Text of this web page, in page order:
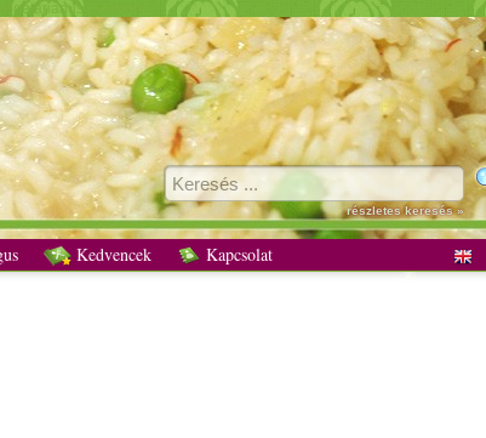
receptek
részletes keresés »
Kedvencek Kapcsolat